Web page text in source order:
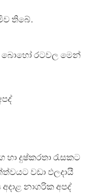
තිබේ.
බොහෝ රටවල මෙන්
දුෂ්කරතා රැසකට
වඩා ඵලදායී
නාගරික අපද්